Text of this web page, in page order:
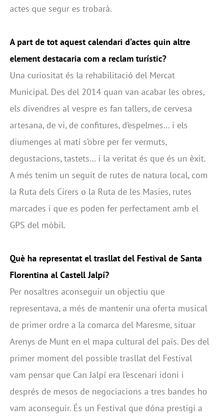
actes que segur es trobarà.
A part de tot aquest calendari d’actes quin altre
element destacaria com a reclam turístic?
Una curiositat és la rehabilitació del Mercat
Municipal. Des del 2014 quan van acabar les obres,
els divendres al vespre es fan tallers, de cervesa
artesana, de vi, de confitures, d’espelmes… i els
diumenges al matí s’obre per fer vermuts,
degustacions, tastets… i la veritat és que és un èxit.
A més tenim un seguit de rutes de natura local, com
la Ruta dels Cirers o la Ruta de les Masies, rutes
marcades i que es poden fer perfectament amb el
GPS del mòbil.
Què ha representat el trasllat del Festival de Santa
Florentina al Castell Jalpí?
Per nosaltres aconseguir un objectiu que
representava, a més de mantenir una oferta musical
de primer ordre a la comarca del Maresme, situar
Arenys de Munt en el mapa cultural del país. Des del
primer moment del possible trasllat del Festival
vam pensar que Can Jalpí era l’escenari idoni i
després de mesos de negociacions a tres bandes ho
vam aconseguir. És un Festival que dóna prestigi a